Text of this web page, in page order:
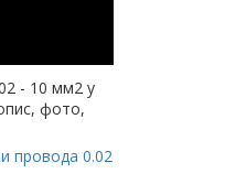
- 10 мм2 у
фото,
провода 0.02